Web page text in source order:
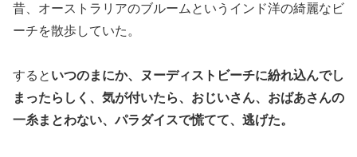
昔、オーストラリアのブルームというインド洋の綺麗なビ
ーチを散歩していた。
すると いつのまにか、ヌーディストビーチに紛れ込んでし
まったらしく、気が付いたら、おじいさん、おばあさんの
一糸まとわない、パラダイスで慌てて、逃げた。